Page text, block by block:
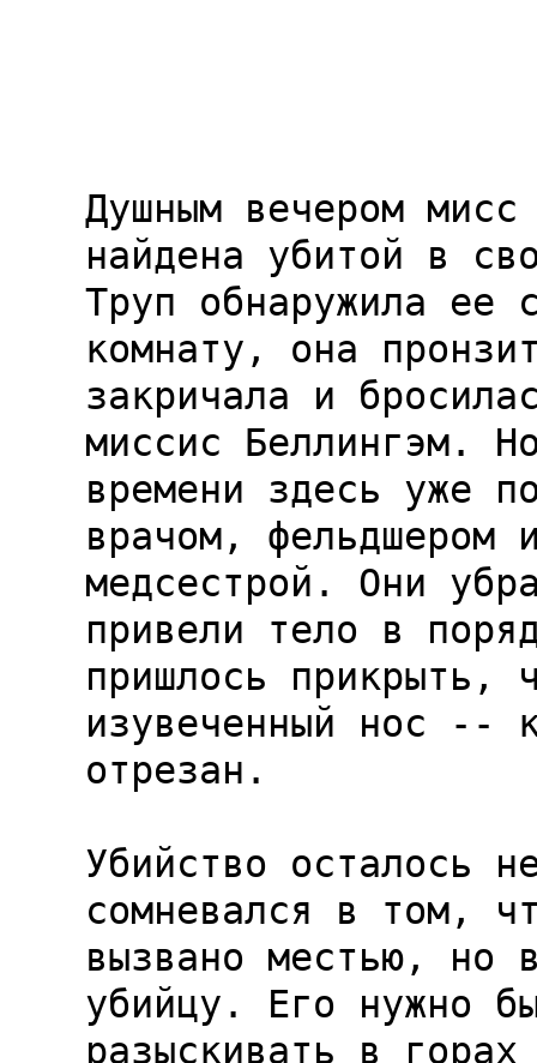
Душным вечером
найдена убитой в
Труп обнаружила ее
комнату, она
закричала и
миссис Беллингэм.
времени здесь уже
врачом, фельдшером
медсестрой. Они
привели тело в
пришлось прикрыть,
изувеченный нос --
отрезан.
Убийство осталось
сомневался в том,
вызвано местью, но
убийцу. Его нужно
разыскивать в